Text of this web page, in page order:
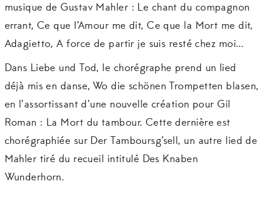
musique de Gustav Mahler : Le chant du compagnon
errant, Ce que l’Amour me dit, Ce que la Mort me dit,
Adagietto, A force de partir je suis resté chez moi…
Dans Liebe und Tod, le chorégraphe prend un lied
déjà mis en danse, Wo die schönen Trompetten blasen,
en l’assortissant d’une nouvelle création pour Gil
Roman : La Mort du tambour. Cette dernière est
chorégraphiée sur Der Tamboursg’sell, un autre lied de
Mahler tiré du recueil intitulé Des Knaben
Wunderhorn.